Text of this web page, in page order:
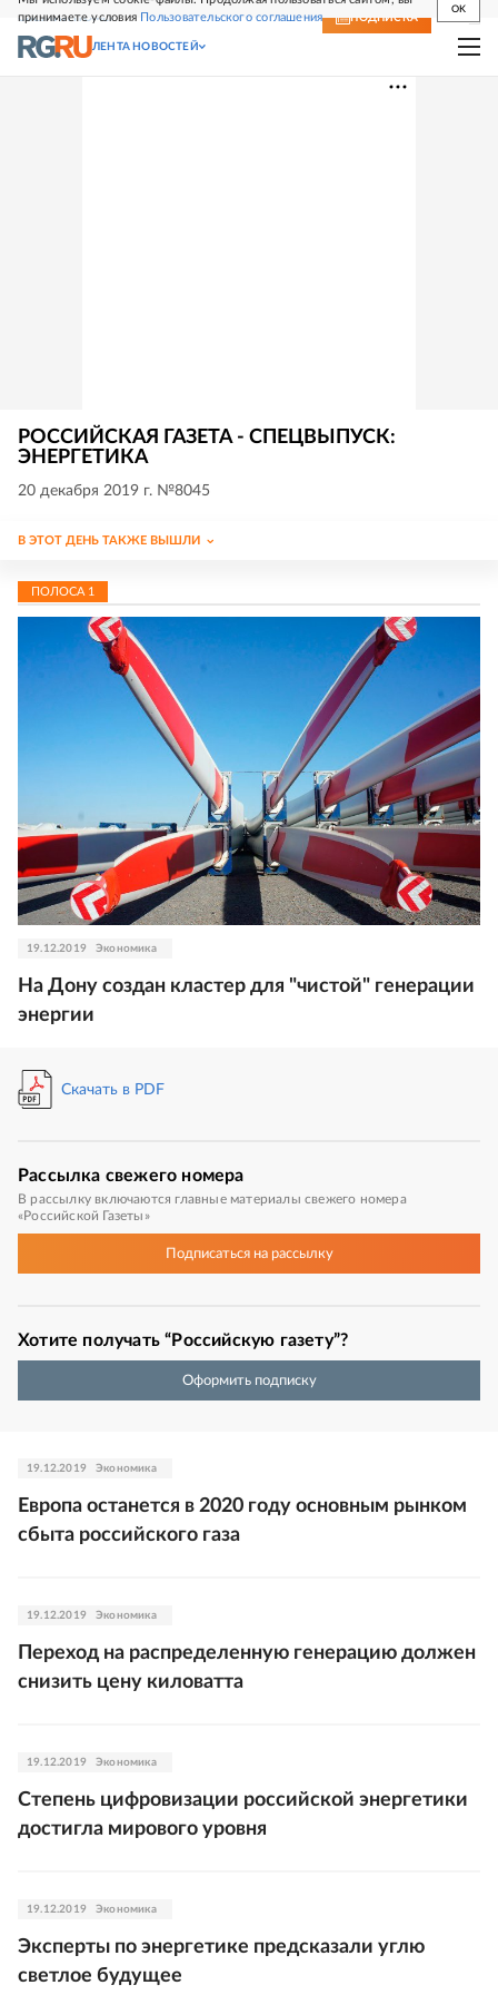
принимаете условия Пользовательского соглашения
OK
СВЕЖИЙ НОМЕР ПОДПИСКА
ЛЕНТА НОВОСТЕЙ
РОССИЙСКАЯ ГАЗЕТА - СПЕЦВЫПУСК:
ЭНЕРГЕТИКА
20 декабря 2019 г. №8045
В ЭТОТ ДЕНЬ ТАКЖЕ ВЫШЛИ
ПОЛОСА 1
19.12.2019 Экономика
На Дону создан кластер для "чистой" генерации
энергии
Скачать в PDF
Рассылка свежего номера
В рассылку включаются главные материалы свежего номера
«Российской Газеты»
Подписатьсяна рассылку
Хотите получать “Российскую газету”?
Оформить подписку
19.12.2019 Экономика
Европа останется в 2020 году основным рынком
сбыта российского газа
19.12.2019 Экономика
Переход на распределенную генерацию должен
снизить цену киловатта
19.12.2019 Экономика
Степень цифровизации российской энергетики
достигла мирового уровня
19.12.2019 Экономика
Эксперты по энергетике предсказали углю
светлое будущее